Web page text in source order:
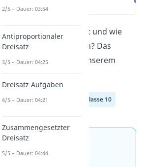
Was ist ein Scheitelpunkt und wie
kannst du ihn bestimmen? Das
erfährst du hier und in unserem
Klasse 8 Klasse 9 Klasse 10
Wissen mit unseren
2/5 – Dauer: 03:54
Antiproportionaler
Dreisatz
3/5 – Dauer: 04:25
Dreisatz Aufgaben
4/5 – Dauer: 04:21
Zusammengesetzter
Dreisatz
5/5 – Dauer: 04:44